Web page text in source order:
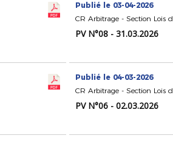
Publié le 03-04-2026
CR Arbitrage - Section Lois
PV N°08 - 31.03.2026
Publié le 04-03-2026
CR Arbitrage - Section Lois
PV N°06 - 02.03.2026